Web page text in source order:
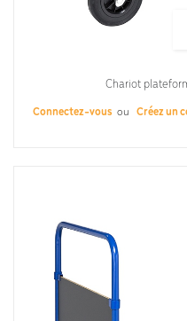
Chariot
Connectez-vous ou Créez un